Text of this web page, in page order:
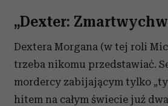
„Dexter:
Dextera Morgana (w tej roli
trzeba nikomu przedstawiać.
mordercy zabijającym tylko
hitem na całym świecie już